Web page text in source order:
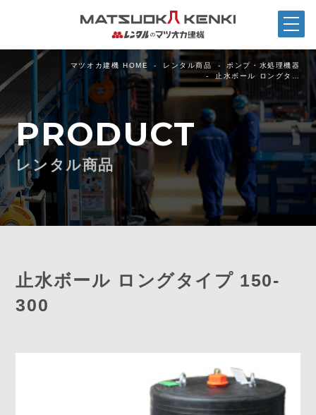
マツオカ建機 HOME レンタル商品
ポンプ・水処理機器
止水ボール ロングタ…
PRODUCT
レンタル商品
止水ボール ロングタイプ 150-
300